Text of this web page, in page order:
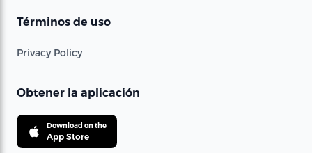
Términos de uso
Privacy Policy
Obtener la aplicación
Download on the
App Store